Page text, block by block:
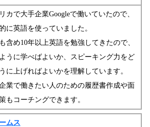
カで大手企業Googleで働いていたので、
に英語を使っていました。
含め10年以上英語を勉強してきたので、
うに学べばよいか、スピーキング力をど
に上げればよいかを理解しています。
業で働きたい人のための履歴書作成や面
もコーチングできます。
ムス